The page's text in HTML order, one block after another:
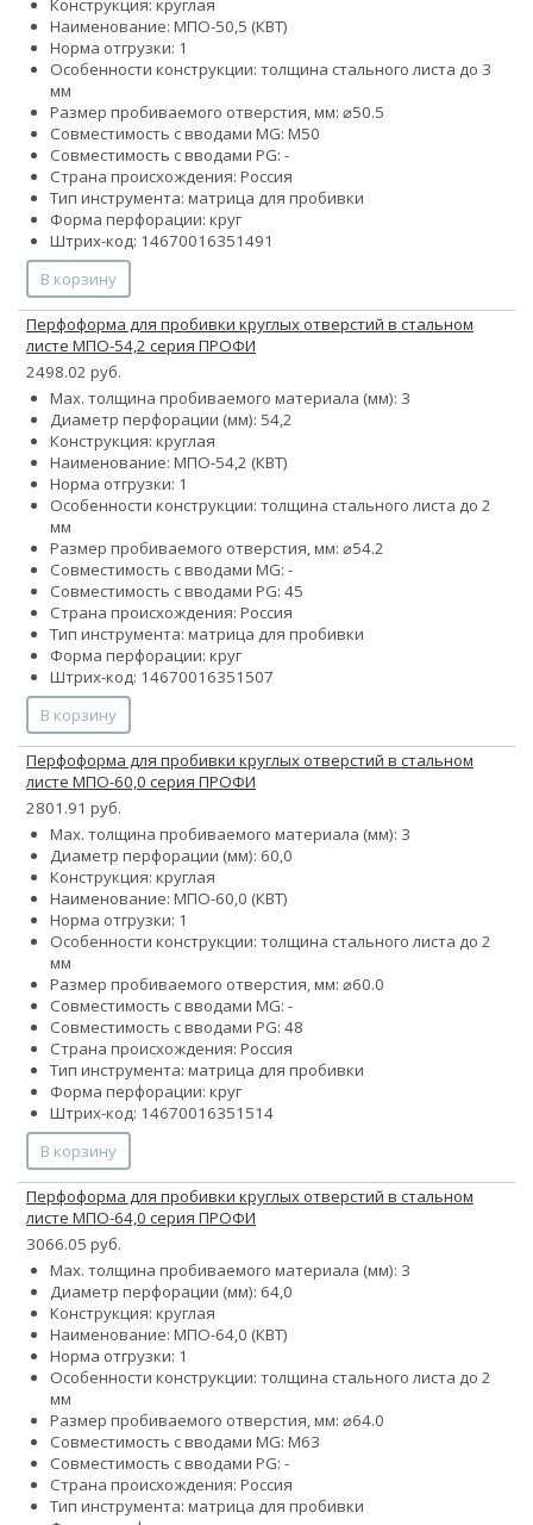
Конструкция: круглая
Наименование: МПО-50,5 (КВТ)
Норма отгрузки: 1
Особенности конструкции: толщина стального листа до 3
мм
Размер пробиваемого отверстия, мм: ⌀50.5
Совместимость с вводами MG: М50
Совместимость с вводами PG: -
Страна происхождения: Россия
Тип инструмента: матрица для пробивки
Форма перфорации: круг
Штрих-код: 14670016351491
В корзину
Перфоформа для пробивки круглых отверстий в стальном
листе МПО-54,2 серия ПРОФИ
2498.02 руб.
Max. толщина пробиваемого материала (мм): 3
Диаметр перфорации (мм): 54,2
Конструкция: круглая
Наименование: МПО-54,2 (КВТ)
Норма отгрузки: 1
Особенности конструкции: толщина стального листа до 2
мм
Размер пробиваемого отверстия, мм: ⌀54.2
Совместимость с вводами MG: -
Совместимость с вводами PG: 45
Страна происхождения: Россия
Тип инструмента: матрица для пробивки
Форма перфорации: круг
Штрих-код: 14670016351507
В корзину
Перфоформа для пробивки круглых отверстий в стальном
листе МПО-60,0 серия ПРОФИ
2801.91 руб.
Max. толщина пробиваемого материала (мм): 3
Диаметр перфорации (мм): 60,0
Конструкция: круглая
Наименование: МПО-60,0 (КВТ)
Норма отгрузки: 1
Особенности конструкции: толщина стального листа до 2
мм
Размер пробиваемого отверстия, мм: ⌀60.0
Совместимость с вводами MG: -
Совместимость с вводами PG: 48
Страна происхождения: Россия
Тип инструмента: матрица для пробивки
Форма перфорации: круг
Штрих-код: 14670016351514
В корзину
Перфоформа для пробивки круглых отверстий в стальном
листе МПО-64,0 серия ПРОФИ
3066.05 руб.
Max. толщина пробиваемого материала (мм): 3
Диаметр перфорации (мм): 64,0
Конструкция: круглая
Наименование: МПО-64,0 (КВТ)
Норма отгрузки: 1
Особенности конструкции: толщина стального листа до 2
мм
Размер пробиваемого отверстия, мм: ⌀64.0
Совместимость с вводами MG: М63
Совместимость с вводами PG: -
Страна происхождения: Россия
Тип инструмента: матрица для пробивки